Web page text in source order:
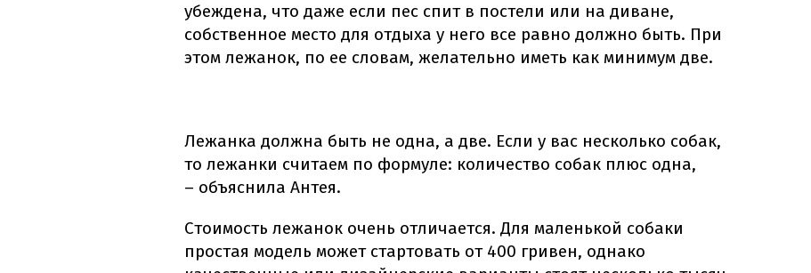
убеждена, что даже если пес спит в постели или на диване,
собственное место для отдыха у него все равно должно быть. При
этом лежанок, по ее словам, желательно иметь как минимум две.
Лежанка должна быть не одна, а две. Если у вас несколько собак,
то лежанки считаем по формуле: количество собак плюс одна,
– объяснила Антея.
Стоимость лежанок очень отличается. Для маленькой собаки
простая модель может стартовать от 400 гривен, однако